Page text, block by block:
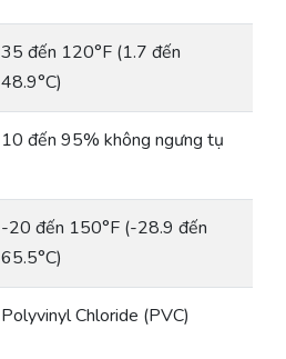
35 đến 120°F (1.7 đến
48.9°C)
10 đến 95% không ngưng tụ
-20 đến 150°F (-28.9 đến
65.5°C)
Polyvinyl Chloride (PVC)